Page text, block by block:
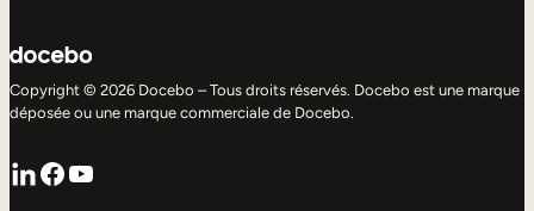
Copyright © 2026 Docebo – Tous droits réservés. Docebo est une marque
déposée ou une marque commerciale de Docebo.
LinkedIn
Facebook
YouTube